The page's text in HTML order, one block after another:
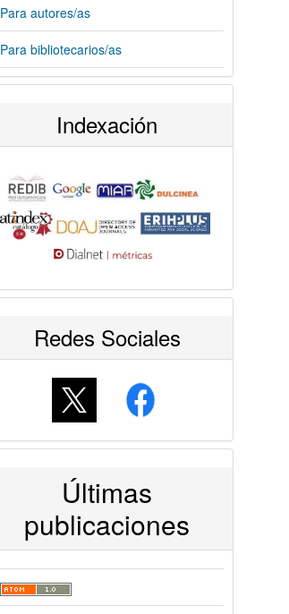
Para autores/as
Para bibliotecarios/as
Indexación
Redes Sociales
Últimas
publicaciones